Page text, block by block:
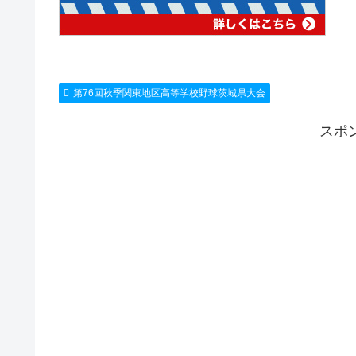
第76回秋季関東地区高等学校野球茨城県大会
スポ